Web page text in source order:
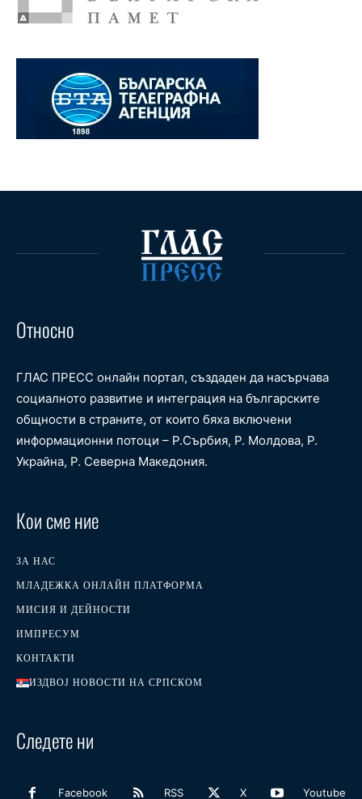
Относно
ГЛАС ПРЕСС онлайн портал, създаден да насърчава
социалното развитие и интеграция на българските
общности в страните, от които бяха включени
информационни потоци – Р.Сърбия, Р. Молдова, Р.
Украйна, Р. Северна Македония.
Кои сме ние
ЗА НАС
МЛАДЕЖКА ОНЛАЙН ПЛАТФОРМА
МИСИЯ И ДЕЙНОСТИ
ИМПРЕСУМ
КОНТАКТИ
ИЗДВОЈ НОВОСТИ НА СРПСКОМ
Следете ни
Facebook RSS X Youtube